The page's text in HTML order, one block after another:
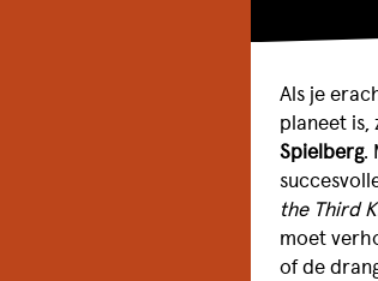
Als je
planeet is,
Spielberg.
the Third
moet
of de